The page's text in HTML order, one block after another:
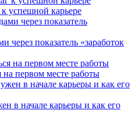
успешной карьере
через показатель «заработок
на первом месте работы
в начале карьеры и как его